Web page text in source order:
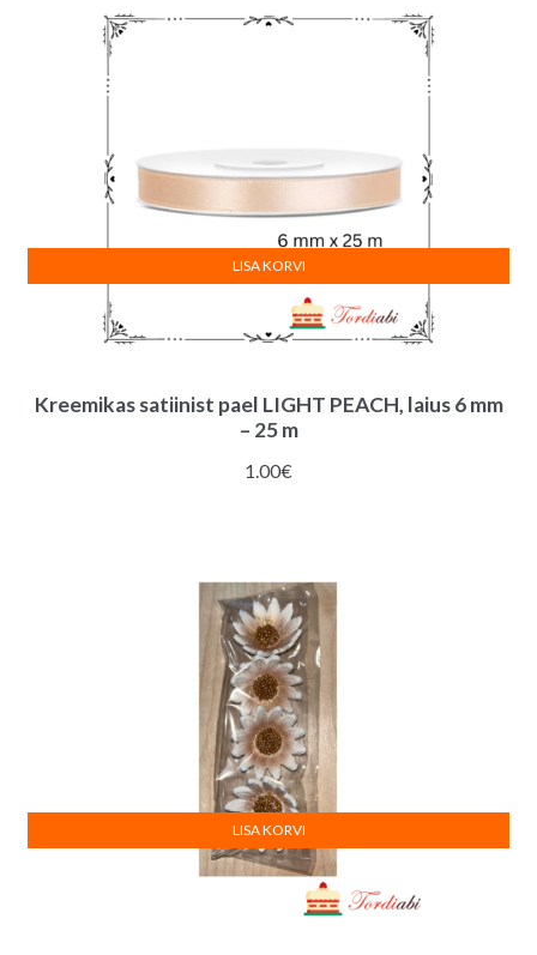
e
Kreemikas satiinist pael LIGHT PEACH, laius 6 mm
– 25 m
1.00€
LISA KORVI
LISA KORVI